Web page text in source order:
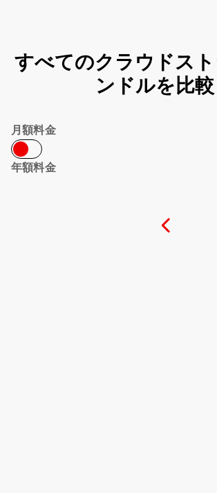
すべてのクラウドス
ンドルを比較
月額料金
年額料金